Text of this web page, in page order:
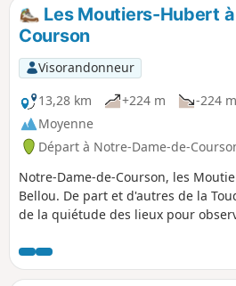
Les Moutiers-Hubert
Courson
Visorandonneur
13,28 km
+224 m -224 m
Moyenne
Départ à Notre-Dame-de-
Notre-Dame-de-Courson, les
Bellou. De part et d'autres de la
de la quiétude des lieux pour